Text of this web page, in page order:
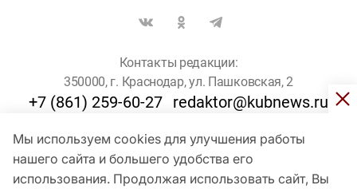
Мы используем cookies для улучшения работы
нашего сайта и большего удобства его
использования. Продолжая использовать сайт, Вы
Контакты редакции:
350000, г. Краснодар, ул. Пашковская, 2
+7 (861) 259-60-27 redaktor@kubnews.ru
Для пользователей старше 16 лет
© Кубанские Новости, 2017